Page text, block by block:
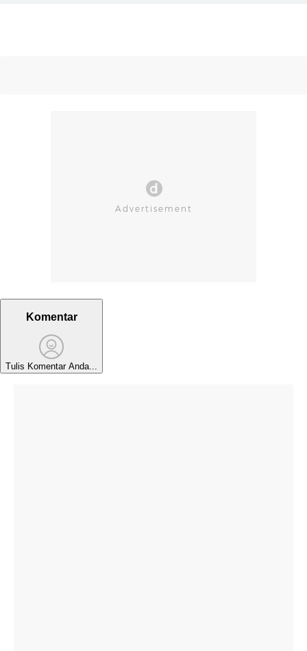
Komentar
Tulis Komentar Anda...